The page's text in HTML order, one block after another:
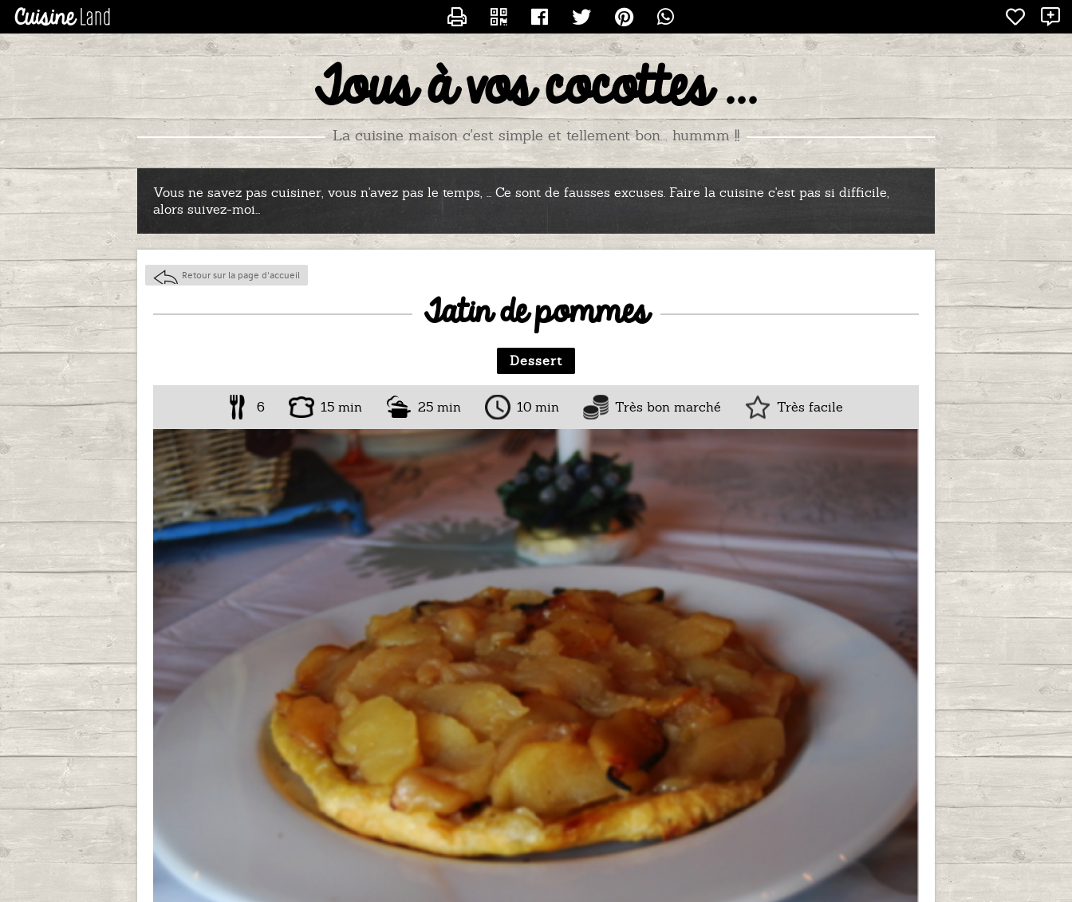
Tous à vos cocottes ...
La cuisine maison c'est simple et tellement bon... hummm !!
Vous ne savez pas cuisiner, vous n'avez pas le temps, ... Ce sont de fausses excuses. Faire la cuisine c'est pas si difficile,
alors suivez-moi...
Retour sur la page d'accueil
Tatin de pommes
Dessert
6 15 min 25 min 10 min Très bon marché Très facile
X
CONTACTER GAZELLE